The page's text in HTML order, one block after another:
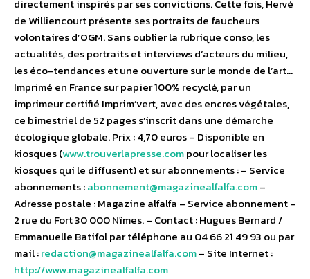
directement inspirés par ses convictions. Cette fois, Hervé
de Williencourt présente ses portraits de faucheurs
volontaires d’OGM. Sans oublier la rubrique conso, les
actualités, des portraits et interviews d’acteurs du milieu,
les éco-tendances et une ouverture sur le monde de l’art…
Imprimé en France sur papier 100% recyclé, par un
imprimeur certifié Imprim’vert, avec des encres végétales,
ce bimestriel de 52 pages s’inscrit dans une démarche
écologique globale. Prix : 4,70 euros – Disponible en
kiosques (www.trouverlapresse.compour localiser les
kiosques qui le diffusent) et sur abonnements : – Service
abonnements :abonnement@magazinealfalfa.com–
Adresse postale : Magazine alfalfa – Service abonnement –
2 rue du Fort 30 000 Nîmes. – Contact : Hugues Bernard /
Emmanuelle Batifol par téléphone au 04 66 21 49 93 ou par
mail :redaction@magazinealfalfa.com– Site Internet :
http://www.magazinealfalfa.com